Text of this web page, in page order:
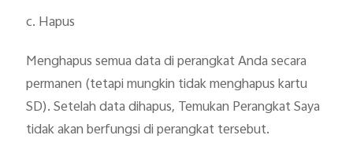
c. Hapus
Menghapus semua data di perangkat Anda secara
permanen (tetapi mungkin tidak menghapus kartu
SD). Setelah data dihapus, Temukan Perangkat Saya
tidak akan berfungsi di perangkat tersebut.